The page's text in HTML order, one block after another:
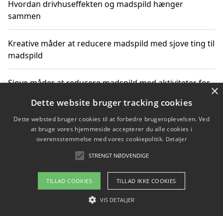
Hvordan drivhuseffekten og madspild hænger
sammen
Kreative måder at reducere madspild med sjove ting til
madspild
Sjove måder at reducere madspild med aktiviteter for
Hvor finder jeg nemme måltidskasser i Vejle
Om / kontakt
Blog Betingelser
×
Dette website bruger tracking cookies
Dette websted bruger cookies til at forbedre brugeroplevelsen. Ved
at bruge vores hjemmeside accepterer du alle cookies i
overensstemmelse med vores cookiepolitik. Detaljer
STRENGT NØDVENDIGE
TILLAD COOKIES TILLAD IKKE COOKIES
VIS DETALJER